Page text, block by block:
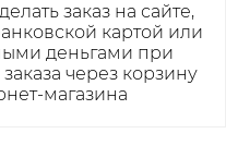
заказ на сайте,
картой или
деньгами при
через корзину
магазина